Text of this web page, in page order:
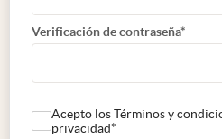
Verificación de contraseña*
Acepto los Términos y
privacidad*